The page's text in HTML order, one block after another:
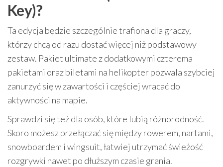
Key)?
Ta edycja będzie szczególnie trafiona dla graczy,
którzy chcą od razu dostać więcej niż podstawowy
zestaw. Pakiet ultimate z dodatkowymi czterema
pakietami oraz biletami na helikopter pozwala szybciej
zanurzyć się w zawartości i częściej wracać do
aktywności na mapie.
Sprawdzi się też dla osób, które lubią różnorodność.
Skoro możesz przełączać się między rowerem, nartami,
snowboardem i wingsuit, łatwiej utrzymać świeżość
rozgrywki nawet po dłuższym czasie grania.